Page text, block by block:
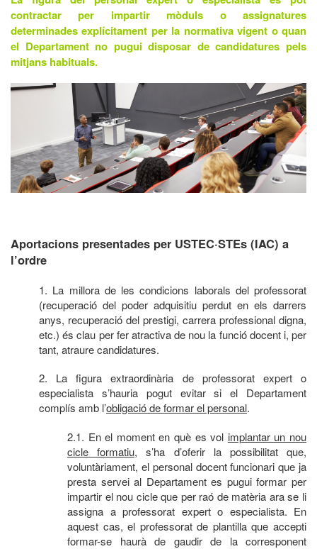
contractar per impartir mòduls o assignatures
determinades explícitament per la normativa vigent o quan
el Departament no pugui disposar de candidatures pels
mitjans habituals.
Aportacions presentades per USTEC·STEs (IAC) a
l’ordre
1. La millora de les condicions laborals del professorat
(recuperació del poder adquisitiu perdut en els darrers
anys, recuperació del prestigi, carrera professional digna,
etc.) és clau per fer atractiva de nou la funció docent i, per
tant, atraure candidatures.
2. La figura extraordinària de professorat expert o
especialista s’hauria pogut evitar si el Departament
complís amb l’obligació de formar el personal.
2.1. En el moment en què es vol implantar un nou
cicle formatiu, s’ha d’oferir la possibilitat que,
voluntàriament, el personal docent funcionari que ja
presta servei al Departament es pugui formar per
impartir el nou cicle que per raó de matèria ara se li
assigna a professorat expert o especialista. En
aquest cas, el professorat de plantilla que accepti
formar-se haurà de gaudir de la corresponent